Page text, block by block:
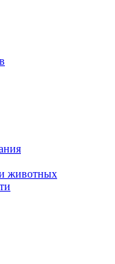
животных